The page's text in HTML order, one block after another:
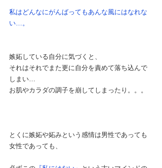
私はどんなにがんばってもあんな風にはなれな
い…。
嫉妬している自分に気づくと、
それはそれでまた更に自分を責めて落ち込んで
しまい…
お肌やカラダの調子を崩してしまったり。。。
とくに嫉妬や妬みという感情は男性であっても
女性であっても、